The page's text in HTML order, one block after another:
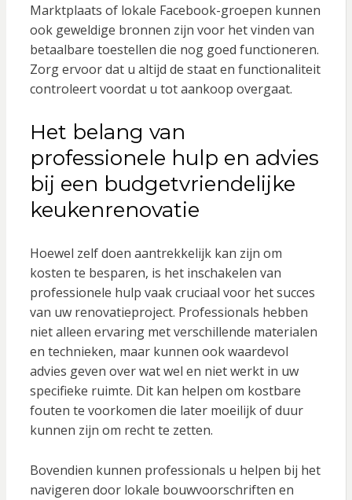
Marktplaats of lokale Facebook-groepen kunnen
ook geweldige bronnen zijn voor het vinden van
betaalbare toestellen die nog goed functioneren.
Zorg ervoor dat u altijd de staat en functionaliteit
controleert voordat u tot aankoop overgaat.
Het belang van
professionele hulp en advies
bij een budgetvriendelijke
keukenrenovatie
Hoewel zelf doen aantrekkelijk kan zijn om
kosten te besparen, is het inschakelen van
professionele hulp vaak cruciaal voor het succes
van uw renovatieproject. Professionals hebben
niet alleen ervaring met verschillende materialen
en technieken, maar kunnen ook waardevol
advies geven over wat wel en niet werkt in uw
specifieke ruimte. Dit kan helpen om kostbare
fouten te voorkomen die later moeilijk of duur
kunnen zijn om recht te zetten.
Bovendien kunnen professionals u helpen bij het
navigeren door lokale bouwvoorschriften en